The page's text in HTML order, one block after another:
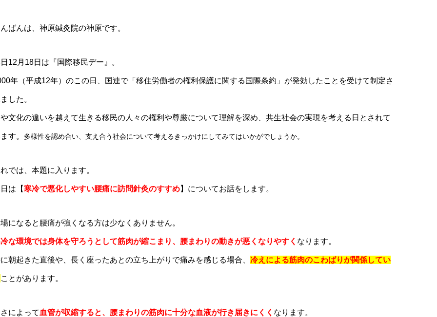
ばんは、神原鍼灸院の神原です。
12月18日は『国際移民デー』。
年（平成12年）のこの日、国連で「移住労働者の権利保護に関する国際条約」が発効したことを受けて制定さ
した。
文化の違いを越えて生きる移民の人々の権利や尊厳について理解を深め、共生社会の実現を考える日とされて
す。 多様性を認め合い、支え合う社会について考えるきっかけにしてみてはいかがでしょうか。
では、本題に入ります。
は【寒冷で悪化しやすい腰痛に訪問針灸のすすめ】についてお話をします。
になると腰痛が強くなる方は少なくありません。
な環境では身体を守ろうとして筋肉が縮こまり、腰まわりの動きが悪くなりやすく なります。
朝起きた直後や、長く座ったあとの立ち上がりで痛みを感じる場合、 冷えによる筋肉のこわばりが関係してい
ことがあります。
によって 血管が収縮すると、腰まわりの筋肉に十分な血液が行き届きにくく なります。